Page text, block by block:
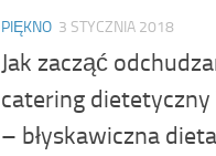
PIĘKNO 3 STYCZNIA 2018
Jak zacząć
catering dietetyczny
– błyskawiczna